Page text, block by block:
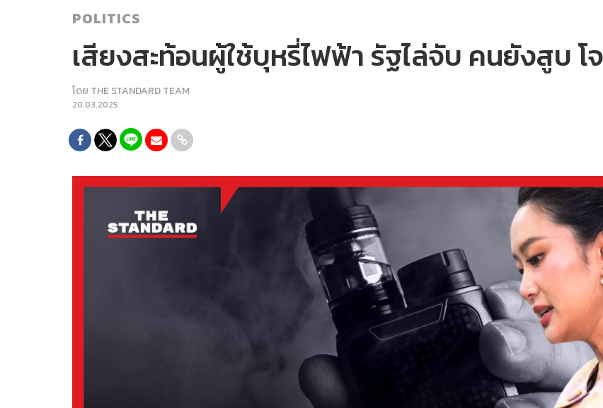
POLITICS
เสียงสะท้อนผู้ใช้บุหรี่ไฟฟ้า รัฐไล่จับ คนยังสูบ
โดย THE STANDARD TEAM
20.03.2025